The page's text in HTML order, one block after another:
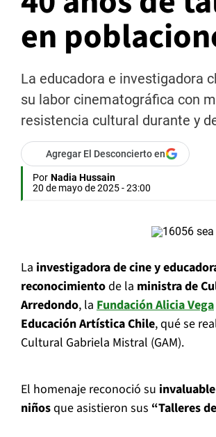
en
La educadora e investigadora
su labor cinematográfica con
resistencia cultural durante y
Agregar El Desconcierto en
Por Nadia Hussain
20 de mayo de 2025 - 23:00
La investigadora de cine y
reconocimientode la ministra de
Arredondo, la Fundación Alicia Vega
Educación Artística Chile, qué se
Cultural Gabriela Mistral (GAM).
El homenaje reconoció su
niñosque asistieron sus “Talleres